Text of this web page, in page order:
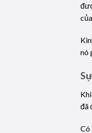
nó
đã
Có